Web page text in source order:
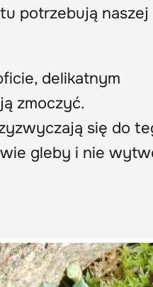
potrzebują naszej
delikatnym
zmoczyć.
się do
gleby i nie